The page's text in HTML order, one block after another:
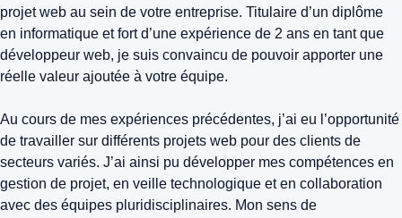
projet web au sein de votre entreprise. Titulaire d’un diplôme
en informatique et fort d’une expérience de 2 ans en tant que
développeur web, je suis convaincu de pouvoir apporter une
réelle valeur ajoutée à votre équipe.
Au cours de mes expériences précédentes, j’ai eu l’opportunité
de travailler sur différents projets web pour des clients de
secteurs variés. J’ai ainsi pu développer mes compétences en
gestion de projet, en veille technologique et en collaboration
avec des équipes pluridisciplinaires. Mon sens de